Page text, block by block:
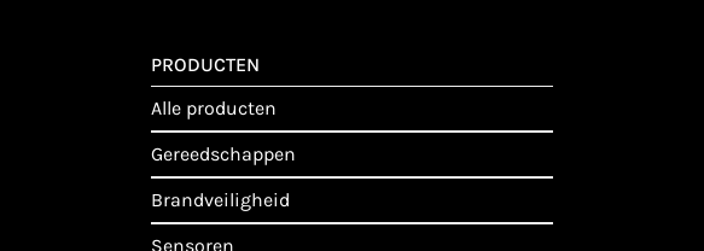
PRODUCTEN
alle producten
gereedschappen
brandveiligheid
sensoren